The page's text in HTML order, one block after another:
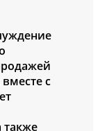
с
также